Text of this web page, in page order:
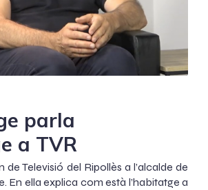
parla
a TVR
de Televisió del Ripollès a l’alcalde de
En ella explica com està l’habitatge a